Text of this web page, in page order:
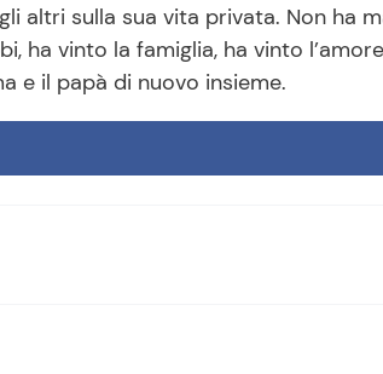
altri sulla sua vita privata. Non ha
ha vinto la famiglia, ha vinto
e il papà di nuovo insieme.